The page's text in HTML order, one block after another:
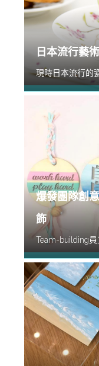
日本流行藝
現時日本流行的
爆發團隊創
飾
Team-building員